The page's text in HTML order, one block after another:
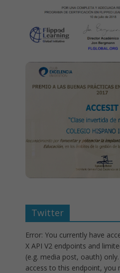
Twitter
Error: You currently have
X API V2 endpoints and
(e.g. media post, oauth)
access to this endpoint, you